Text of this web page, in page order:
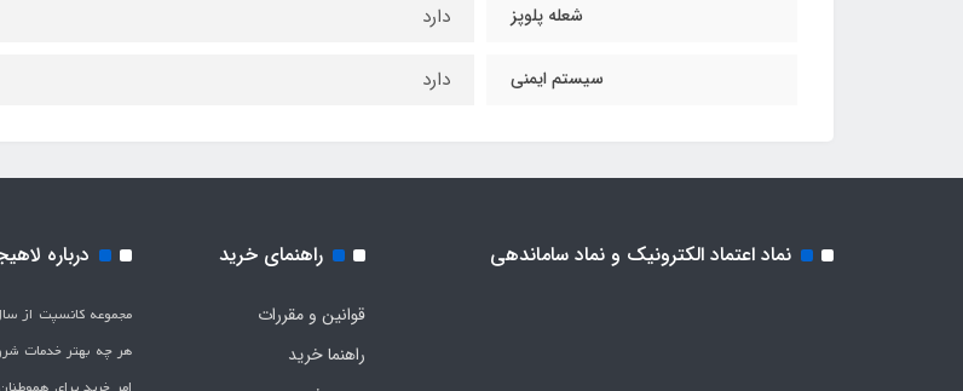
شعله پلوپز دارد
سیستم ایمنی دارد
نماد اعتماد الکترونیک و نماد ساماندهی راهنمای خرید
قوانین و مقررات
راهنما خرید
درباره
هر چه بهتر خدمات